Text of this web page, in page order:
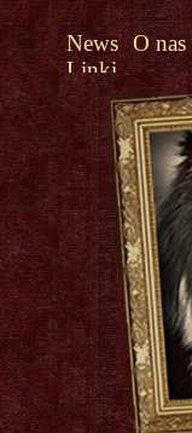
News O nas
Linki